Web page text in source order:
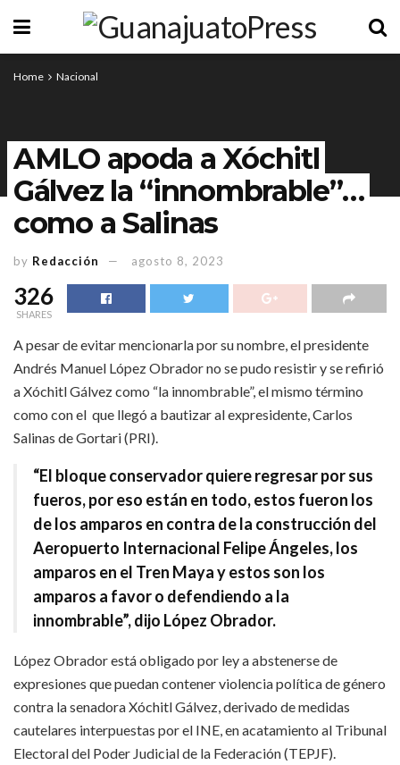
Home Nacional
AMLO apoda a Xóchitl
Gálvez la “innombrable”…
como a Salinas
by Redacción agosto 8, 2023
326
SHARES
A pesar de evitar mencionarla por su nombre, el presidente
Andrés Manuel López Obrador no se pudo resistir y se refirió
a Xóchitl Gálvez como “la innombrable”, el mismo término
como con el que llegó a bautizar al expresidente, Carlos
Salinas de Gortari (PRI).
“El bloque conservador quiere regresar por sus
fueros, por eso están en todo, estos fueron los
de los amparos en contra de la construcción del
Aeropuerto Internacional Felipe Ángeles, los
amparos en el Tren Maya y estos son los
amparos a favor o defendiendo a la
innombrable”, dijo López Obrador.
López Obrador está obligado por ley a abstenerse de
expresiones que puedan contener violencia política de género
contra la senadora Xóchitl Gálvez, derivado de medidas
cautelares interpuestas por el INE, en acatamiento al Tribunal
Electoral del Poder Judicial de la Federación (TEPJF).